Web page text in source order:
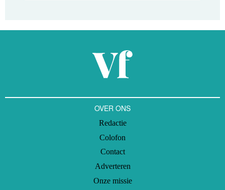
OVER ONS
Redactie
Colofon
Contact
Adverteren
Onze missie